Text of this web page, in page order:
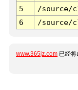
5
/source/
6
/source/
www.365jz.com 已经